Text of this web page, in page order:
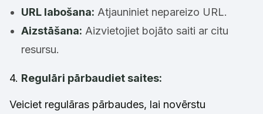
URL labošana: Atjauniniet nepareizo URL.
Aizstāšana: Aizvietojiet bojāto saiti ar citu
resursu.
4. Regulāri pārbaudiet saites:
Veiciet regulāras pārbaudes, lai novērstu